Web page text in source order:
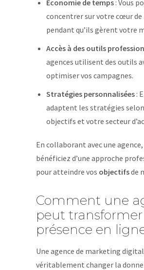
Économie de temps: Vous
concentrer sur votre cœur
pendant qu’ils gèrent votre
Accès à des outils
agences utilisent des outils
optimiser vos campagnes.
Stratégies personnalisées:
adaptent les stratégies
objectifs et votre secteur
En collaborant avec une agence,
bénéficiez d’une approche
pour atteindre vos objectifsde
Comment une
peut
présence en
Une agence de marketing
véritablement changer la